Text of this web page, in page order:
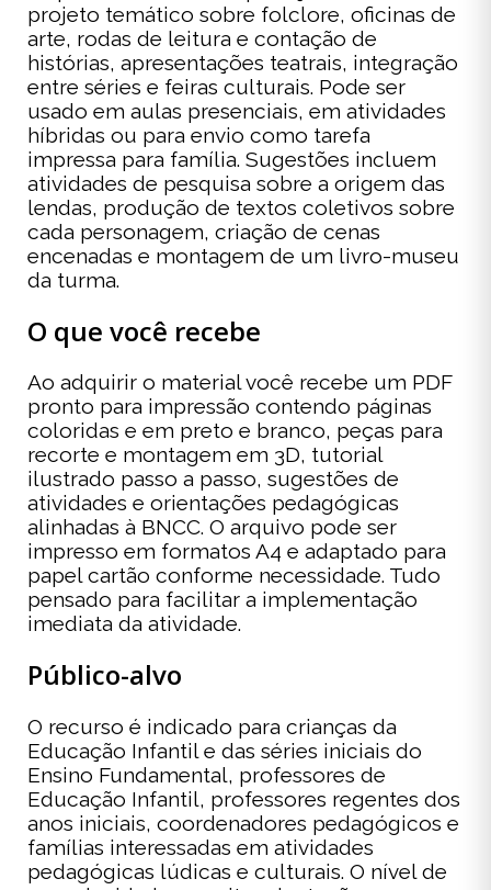
projeto temático sobre folclore, oficinas de
arte, rodas de leitura e contação de
histórias, apresentações teatrais, integração
entre séries e feiras culturais. Pode ser
usado em aulas presenciais, em atividades
híbridas ou para envio como tarefa
impressa para família. Sugestões incluem
atividades de pesquisa sobre a origem das
lendas, produção de textos coletivos sobre
cada personagem, criação de cenas
encenadas e montagem de um livro-museu
da turma.
O que você recebe
Ao adquirir o material você recebe um PDF
pronto para impressão contendo páginas
coloridas e em preto e branco, peças para
recorte e montagem em 3D, tutorial
ilustrado passo a passo, sugestões de
atividades e orientações pedagógicas
alinhadas à BNCC. O arquivo pode ser
impresso em formatos A4 e adaptado para
papel cartão conforme necessidade. Tudo
pensado para facilitar a implementação
imediata da atividade.
Público-alvo
O recurso é indicado para crianças da
Educação Infantil e das séries iniciais do
Ensino Fundamental, professores de
Educação Infantil, professores regentes dos
anos iniciais, coordenadores pedagógicos e
famílias interessadas em atividades
pedagógicas lúdicas e culturais. O nível de